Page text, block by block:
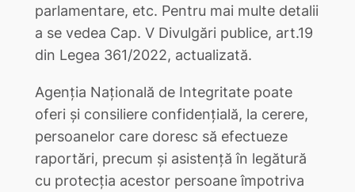
parlamentare, etc. Pentru mai multe detalii
a se vedea Cap. V Divulgări publice, art.19
din Legea 361/2022, actualizată.
Agenția Națională de Integritate poate
oferi și consiliere confidențială, la cerere,
persoanelor care doresc să efectueze
raportări, precum și asistență în legătură
cu protecția acestor persoane împotriva